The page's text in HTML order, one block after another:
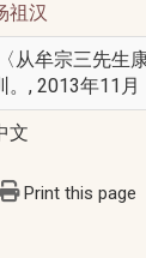
祖汉
从牟宗三先生
。, 2013年11月
文
Print this page